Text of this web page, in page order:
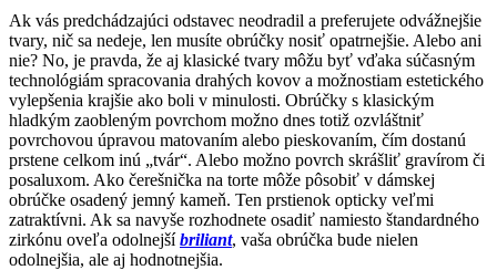
Ak vás predchádzajúci odstavec neodradil a preferujete odvážnejšie
tvary, nič sa nedeje, len musíte obrúčky nosiť opatrnejšie. Alebo ani
nie? No, je pravda, že aj klasické tvary môžu byť vďaka súčasným
technológiám spracovania drahých kovov a možnostiam estetického
vylepšenia krajšie ako boli v minulosti. Obrúčky s klasickým
hladkým zaobleným povrchom možno dnes totiž ozvláštniť
povrchovou úpravou matovaním alebo pieskovaním, čím dostanú
prstene celkom inú „tvár“. Alebo možno povrch skrášliť gravírom či
posaluxom. Ako čerešnička na torte môže pôsobiť v dámskej
obrúčke osadený jemný kameň. Ten prstienok opticky veľmi
zatraktívni. Ak sa navyše rozhodnete osadiť namiesto štandardného
zirkónu oveľa odolnejšíbriliant, vaša obrúčka bude nielen
odolnejšia, ale aj hodnotnejšia.